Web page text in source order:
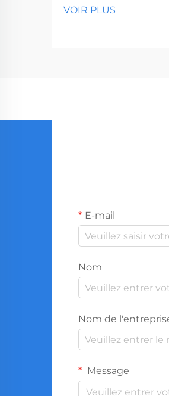
VOIR PLUS
E-mail
Nom
Nom de
Message